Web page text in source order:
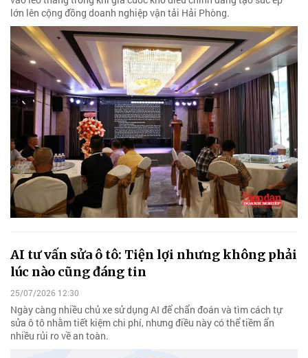
lớn lên cộng đồng doanh nghiệp vận tải Hải Phòng.
AI tư vấn sửa ô tô: Tiện lợi nhưng không phải
lúc nào cũng đáng tin
25/07/2026 12:30
Ngày càng nhiều chủ xe sử dụng AI để chẩn đoán và tìm cách tự
sửa ô tô nhằm tiết kiệm chi phí, nhưng điều này có thể tiềm ẩn
nhiều rủi ro về an toàn.